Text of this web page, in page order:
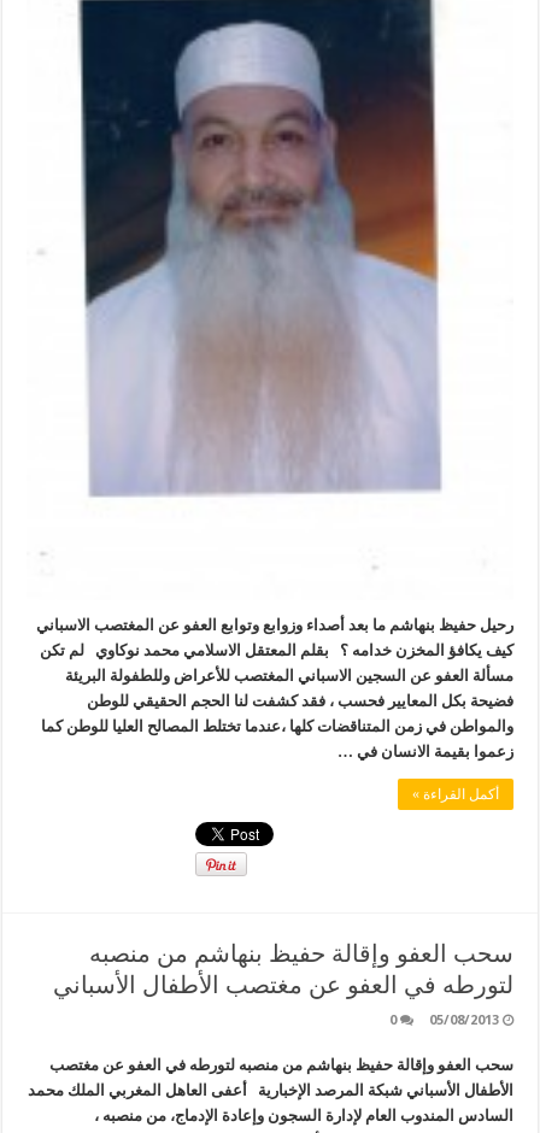
رحيل حفيظ بنهاشم ما بعد أصداء وزوابع وتوابع العفو عن المغتصب الاسباني
كيف يكافؤ المخزن خدامه ؟ بقلم المعتقل الاسلامي محمد نوكاوي لم تكن
مسألة العفو عن السجين الاسباني المغتصب للأعراض وللطفولة البريئة
فضيحة بكل المعايير فحسب ، فقد كشفت لنا الحجم الحقيقي للوطن
والمواطن في زمن المتناقضات كلها ،عندما تختلط المصالح العليا للوطن كما
زعموا بقيمة الانسان في …
أكمل القراءة »
سحب العفو وإقالة حفيظ بنهاشم من منصبه
لتورطه في العفو عن مغتصب الأطفال الأسباني
05/08/2013
0
سحب العفو وإقالة حفيظ بنهاشم من منصبه لتورطه في العفو عن مغتصب
الأطفال الأسباني شبكة المرصد الإخبارية أعفى العاهل المغربي الملك محمد
السادس المندوب العام لإدارة السجون وإعادة الإدماج، من منصبه ،